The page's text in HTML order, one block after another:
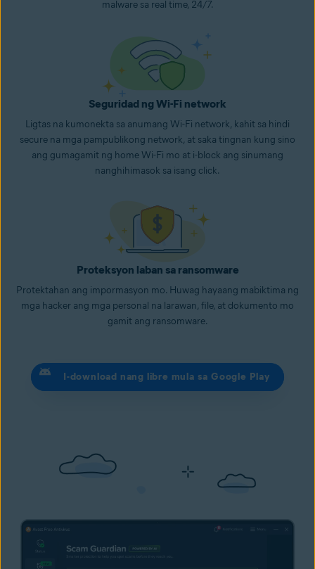
malware sa real time, 24/7.
Seguridad ng Wi-Fi network
Ligtas na kumonekta sa anumang Wi-Fi network, kahit sa hindi
secure na mga pampublikong network, at saka tingnan kung sino
ang gumagamit ng home Wi-Fi mo at i-block ang sinumang
nanghihimasok sa isang click.
Proteksyon laban sa ransomware
Protektahan ang impormasyon mo. Huwag hayaang mabiktima ng
mga hacker ang mga personal na larawan, file, at dokumento mo
gamit ang ransomware.
I-download nang libre mula sa Google Play